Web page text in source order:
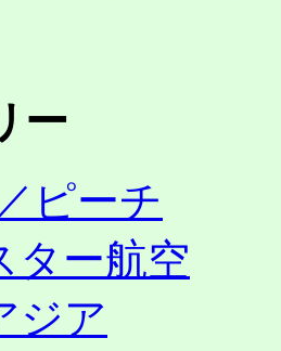
ー
ピーチ
ター航空
ジア